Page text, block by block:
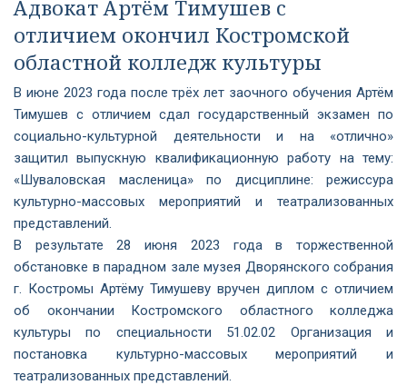
Адвокат Артём Тимушев с
отличием окончил Костромской
областной колледж культуры
В июне 2023 года после трёх лет заочного обучения Артём
Тимушев с отличием сдал государственный экзамен по
социально-культурной деятельности и на «отлично»
защитил выпускную квалификационную работу на тему:
«Шуваловская масленица» по дисциплине: режиссура
культурно-массовых мероприятий и театрализованных
представлений.
В результате 28 июня 2023 года в торжественной
обстановке в парадном зале музея Дворянского собрания
г. Костромы Артёму Тимушеву вручен диплом с отличием
об окончании Костромского областного колледжа
культуры по специальности 51.02.02 Организация и
постановка культурно-массовых мероприятий и
театрализованных представлений.